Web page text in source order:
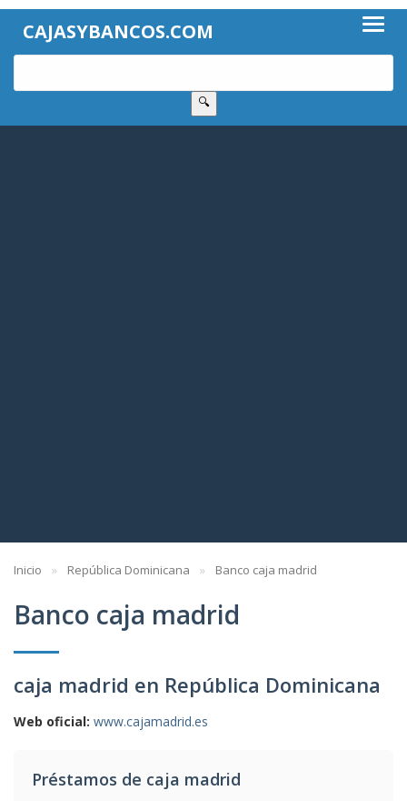
CAJASYBANCOS.COM
🔍
Inicio República Dominicana Banco caja madrid
Banco caja madrid
caja madrid en República Dominicana
Web oficial: www.cajamadrid.es
Préstamos de caja madrid